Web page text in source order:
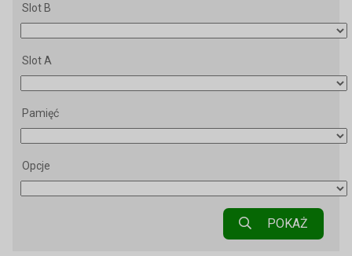
Slot B
Slot A
Pamięć
Opcje
POKAŻ